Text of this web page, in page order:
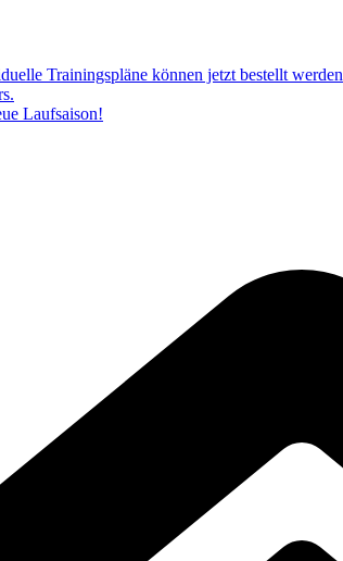
Trainingspläne können jetzt bestellt werden
Laufsaison!